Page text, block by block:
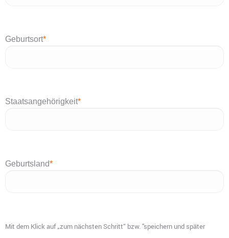
Geburtsort*
Staatsangehörigkeit*
Geburtsland*
Mit dem Klick auf „zum nächsten Schritt“ bzw. "speichern und später